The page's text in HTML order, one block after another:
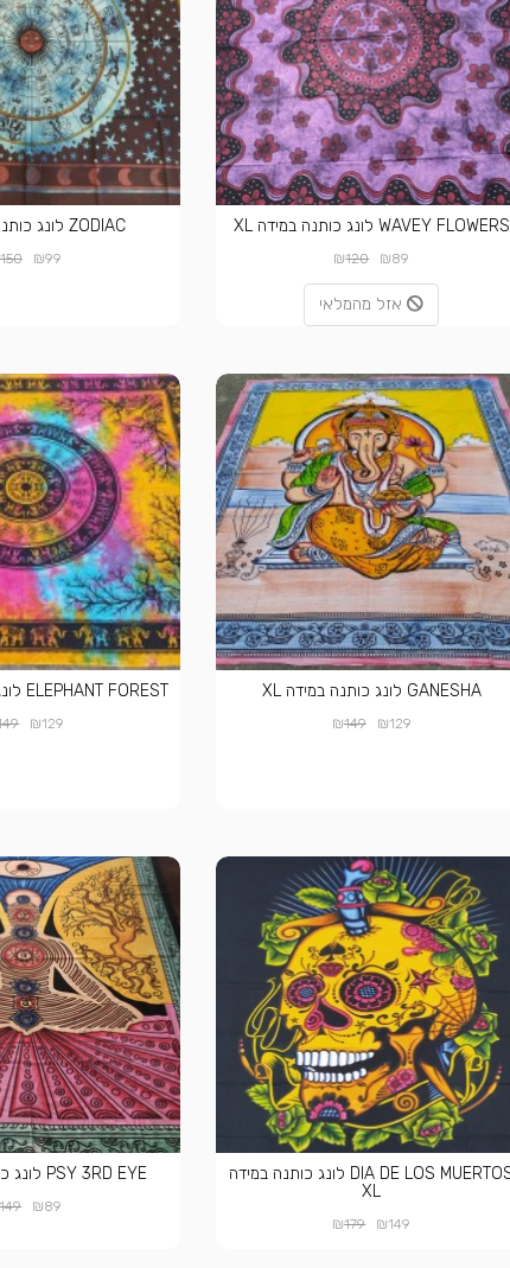
WAVEY FLOWERS לונג כותנה במידה XL
₪89
₪120
אזל מהמלאי
ZODIAC לונג כותנה במידה XL
₪99
150
GANESHA לונג כותנה במידה XL
₪129
₪149
ELEPHANT FOREST לונג כותנה במידה XL
₪129
DIA DE LOS MUERTOS לונג כותנה במידה
XL
₪149
₪179
PSY 3RD EYE לונג כותנה במידה XL
₪89
149